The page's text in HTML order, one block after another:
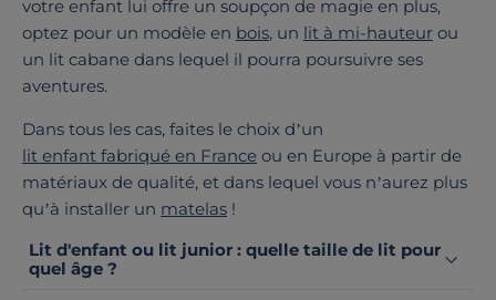
votre enfant lui offre un soupçon de magie en plus,
optez pour un modèle en bois, un lit à mi-hauteur ou
un lit cabane dans lequel il pourra poursuivre ses
aventures.
Dans tous les cas, faites le choix d’un
lit enfant fabriqué en France ou en Europe à partir de
matériaux de qualité, et dans lequel vous n’aurez plus
qu’à installer un matelas !
Lit d'enfant ou lit junior : quelle taille de lit pour
quel âge ?